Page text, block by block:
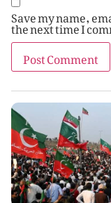
Save my name,
the next time I